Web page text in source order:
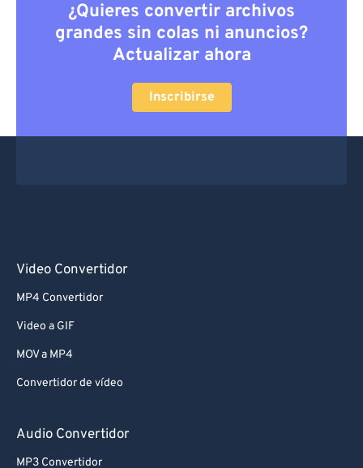
¿Quieres convertir archivos
grandes sin colas ni anuncios?
Actualizar ahora
Inscribirse
Video Convertidor
MP4 Convertidor
Video a GIF
MOV a MP4
Convertidor de vídeo
Audio Convertidor
MP3 Convertidor